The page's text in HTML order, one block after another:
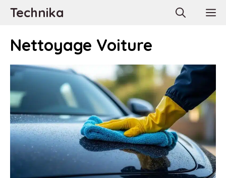
AllerTechnika
Nettoyage Voiture